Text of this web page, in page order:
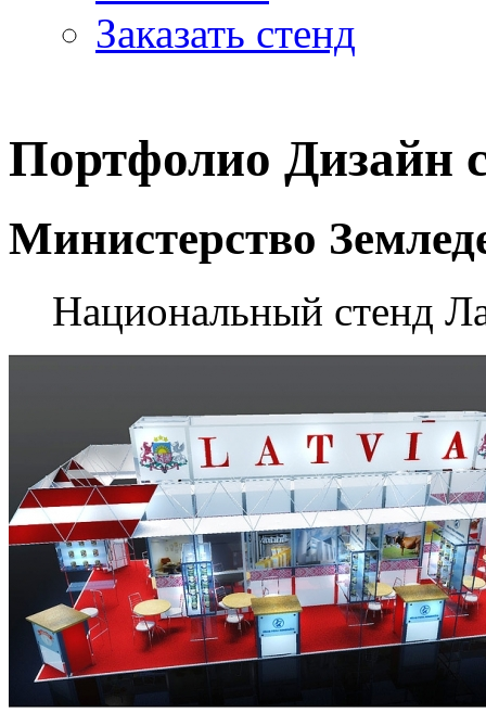
Заказать стенд
Портфолио Дизайн
Министерство
Национальный стенд